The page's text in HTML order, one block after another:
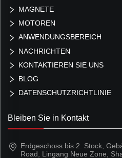
MAGNETE
MOTOREN
ANWENDUNGSBEREICH
NACHRICHTEN
KONTAKTIEREN SIE UNS
BLOG
DATENSCHUTZRICHTLINIE
Bleiben Sie in Kontakt
Erdgeschoss bis 2. Stock,
Road, Lingang Neue Zone,